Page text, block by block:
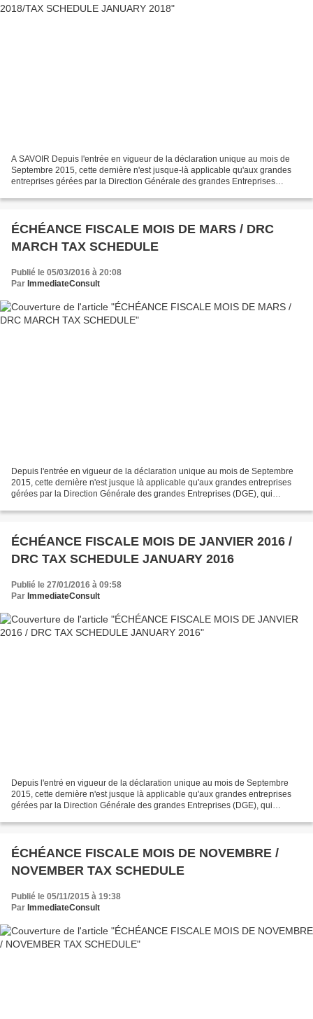
A SAVOIR Depuis l'entrée en vigueur de la déclaration unique au mois de
Septembre 2015, cette dernière n'est jusque-là applicable qu'aux grandes
entreprises gérées par la Direction Générale des grandes Entreprises
ÉCHÉANCE FISCALE MOIS DE MARS / DRC
MARCH TAX SCHEDULE
Publié le 05/03/2016 à 20:08
Par ImmediateConsult
Depuis l'entrée en vigueur de la déclaration unique au mois de Septembre
2015, cette dernière n'est jusque là applicable qu'aux grandes entreprises
gérées par la Direction Générale des grandes Entreprises (DGE), qui
ÉCHÉANCE FISCALE MOIS DE JANVIER 2016 /
DRC TAX SCHEDULE JANUARY 2016
Publié le 27/01/2016 à 09:58
Par ImmediateConsult
Depuis l'entré en vigueur de la déclaration unique au mois de Septembre
2015, cette dernière n'est jusque là applicable qu'aux grandes entreprises
gérées par la Direction Générale des grandes Entreprises (DGE), qui
ÉCHÉANCE FISCALE MOIS DE NOVEMBRE /
NOVEMBER TAX SCHEDULE
Publié le 05/11/2015 à 19:38
Par ImmediateConsult